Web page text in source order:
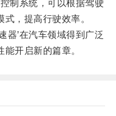
制系统，可以根据驾驶
，提高行驶效率。
’在汽车领域得到广泛
开启新的篇章。